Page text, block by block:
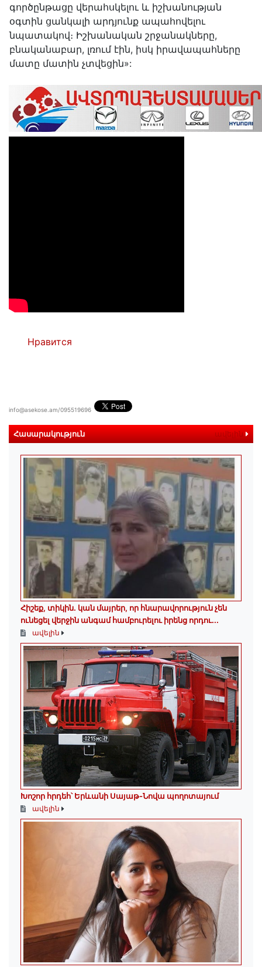
գործընթացը վերահսկելու և իշխանության
օգտին ցանկալի արդյունք ապահովելու
նպատակով։ Իշխանական շրջանակները,
բնականաբար, լռում էին, իսկ իրավապահները
մատը մատին չտվեցին»:
Нравится
info@asekose.am/095519696
Հասարակություն ավելին
Հիշեք, տիկին․ կան մայրեր, որ հնարավորություն չեն
ունեցել վերջին անգամ համբուրելու իրենց որդու...
ավելին
Խոշոր հրդեհ՝ Երևանի Սայաթ-Նովա պողոտայում
ավելին